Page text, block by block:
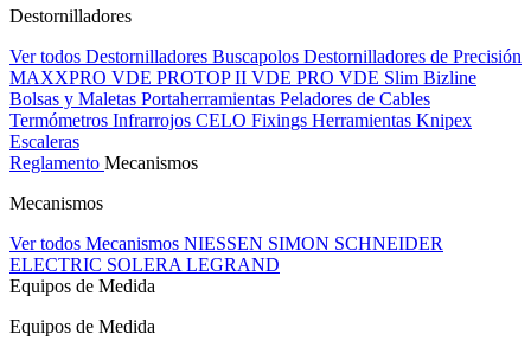
Destornilladores
Ver todos Destornilladores Buscapolos Destornilladores de Precisión
MAXXPRO VDE PROTOP II VDE PRO VDE Slim Bizline
Bolsas y Maletas Portaherramientas Peladores de Cables
Termómetros Infrarrojos CELO Fixings Herramientas Knipex
Escaleras
Reglamento Mecanismos
Mecanismos
Ver todos Mecanismos NIESSEN SIMON SCHNEIDER
ELECTRIC SOLERA LEGRAND
Equipos de Medida
Equipos de Medida